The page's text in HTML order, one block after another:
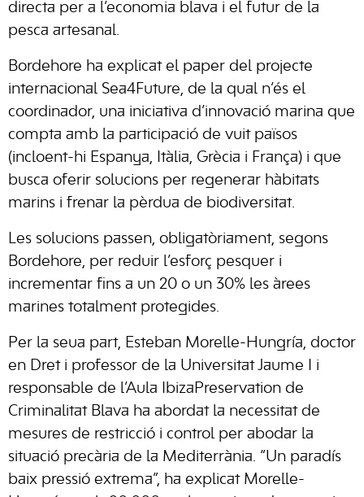
directa per a l’economia blava i el futur de la
pesca artesanal.
Bordehore ha explicat el paper del projecte
internacional Sea4Future, de la qual n’és el
coordinador, una iniciativa d’innovació marina que
compta amb la participació de vuit països
(incloent-hi Espanya, Itàlia, Grècia i França) i que
busca oferir solucions per regenerar hàbitats
marins i frenar la pèrdua de biodiversitat.
Les solucions passen, obligatòriament, segons
Bordehore, per reduir l’esforç pesquer i
incrementar fins a un 20 o un 30% les àrees
marines totalment protegides.
Per la seua part, Esteban Morelle-Hungría, doctor
en Dret i professor de la Universitat Jaume I i
responsable de l’Aula IbizaPreservation de
Criminalitat Blava ha abordat la necessitat de
mesures de restricció i control per abodar la
situació precària de la Mediterrània. “Un paradís
baix pressió extrema”, ha explicat Morelle-